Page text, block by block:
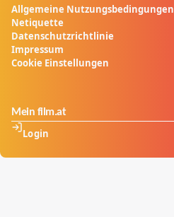
Allgemeine Nutzungsbedingungen
Netiquette
Datenschutzrichtlinie
Impressum
Cookie Einstellungen
Mein film.at
Login